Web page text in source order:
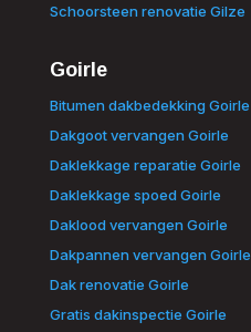
Schoorsteen renovatie Gilze
Goirle
Bitumen dakbedekking Goirle
Dakgoot vervangen Goirle
Daklekkage reparatie Goirle
Daklekkage spoed Goirle
Daklood vervangen Goirle
Dakpannen vervangen Goirle
Dak renovatie Goirle
Gratis dakinspectie Goirle